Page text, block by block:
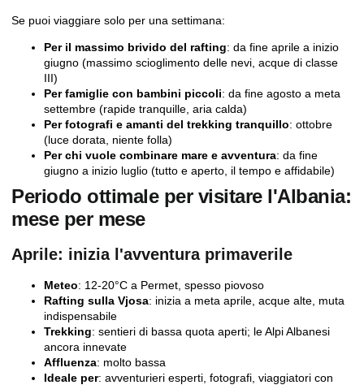
Se puoi viaggiare solo per una settimana:
Per il massimo brivido del rafting: da fine aprile a inizio
giugno (massimo scioglimento delle nevi, acque di classe
III)
Per famiglie con bambini piccoli: da fine agosto a meta
settembre (rapide tranquille, aria calda)
Per fotografi e amanti del trekking tranquillo: ottobre
(luce dorata, niente folla)
Per chi vuole combinare mare e avventura: da fine
giugno a inizio luglio (tutto e aperto, il tempo e affidabile)
Periodo ottimale per visitare l'Albania:
mese per mese
Aprile: inizia l'avventura primaverile
Meteo: 12-20°C a Permet, spesso piovoso
Rafting sulla Vjosa: inizia a meta aprile, acque alte, muta
indispensabile
Trekking: sentieri di bassa quota aperti; le Alpi Albanesi
ancora innevate
Affluenza: molto bassa
Ideale per: avventurieri esperti, fotografi, viaggiatori con